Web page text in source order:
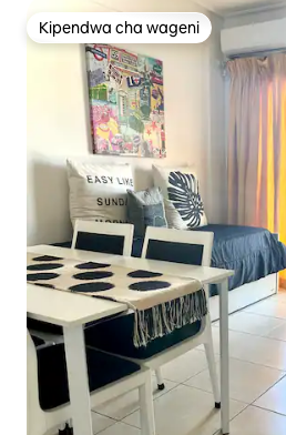
Kipendwa cha wageni
Kipendwa cha wageni